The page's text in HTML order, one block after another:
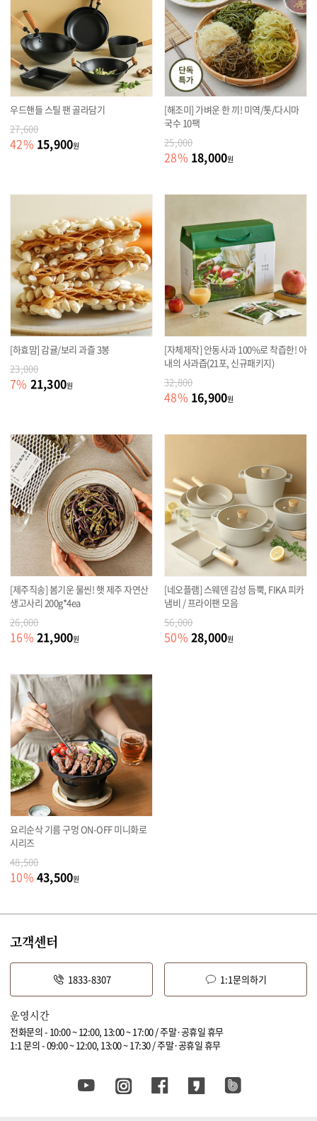
우드핸들 스틸 팬 골라담기
27,600
42% 15,900원
[해조미] 가벼운 한 끼! 미역/톳/다시마
국수 10팩
25,000
28% 18,000원
[하효맘] 감귤/보리 과즐 3봉
23,000
7% 21,300원
[자체제작] 안동사과 100%로 착즙한! 아
내의 사과즙(21포, 신규패키지)
32,800
48% 16,900원
[제주직송] 봄기운 물씬! 햇 제주 자연산
생고사리 200g*4ea
26,000
16% 21,900원
[네오플램] 스웨덴 감성 듬뿍, FIKA 피카
냄비 / 프라이팬 모음
56,000
50% 28,000원
요리순삭 기름 구멍 ON-OFF 미니화로
시리즈
48,500
10% 43,500원
고객센터
1833-8307 1:1문의하기
운영시간
전화문의 - 10:00 ~ 12:00, 13:00 ~ 17:00 / 주말·공휴일 휴무
1:1 문의 - 09:00 ~ 12:00, 13:00 ~ 17:30 / 주말·공휴일 휴무